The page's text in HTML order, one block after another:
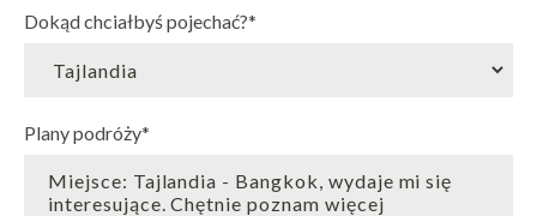
Dokąd chciałbyś pojechać?*
Plany podróży*